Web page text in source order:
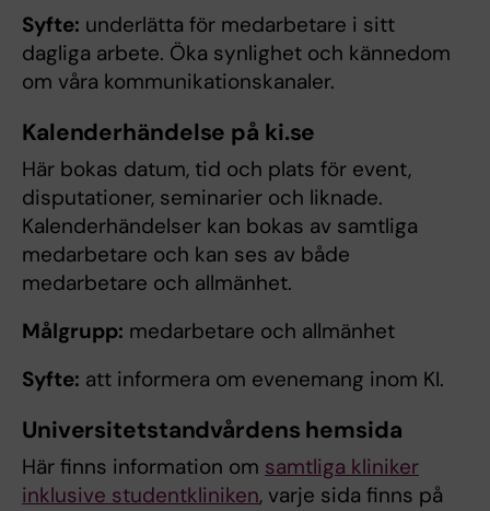
Syfte: underlätta för medarbetare i sitt
dagliga arbete. Öka synlighet och kännedom
om våra kommunikationskanaler.
Kalenderhändelse på ki.se
Här bokas datum, tid och plats för event,
disputationer, seminarier och liknade.
Kalenderhändelser kan bokas av samtliga
medarbetare och kan ses av både
medarbetare och allmänhet.
Målgrupp: medarbetare och allmänhet
Syfte: att informera om evenemang inom KI.
Universitetstandvårdens hemsida
Här finns information om samtliga kliniker
inklusive studentkliniken, varje sida finns på